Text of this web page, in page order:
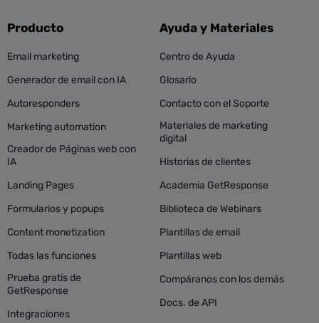
Producto
Email marketing
Generador de email con IA
Autoresponders
Marketing automation
Creador de Páginas web con
IA
Landing Pages
Formularios y popups
Content monetization
Todas las funciones
Prueba gratis de
GetResponse
Integraciones
Ayuda y Materiales
Centro de Ayuda
Glosario
Contacto con el Soporte
Materiales de marketing
digital
Historias de clientes
Academia GetResponse
Biblioteca de Webinars
Plantillas de email
Plantillas web
Compáranos con los demás
Docs. de API